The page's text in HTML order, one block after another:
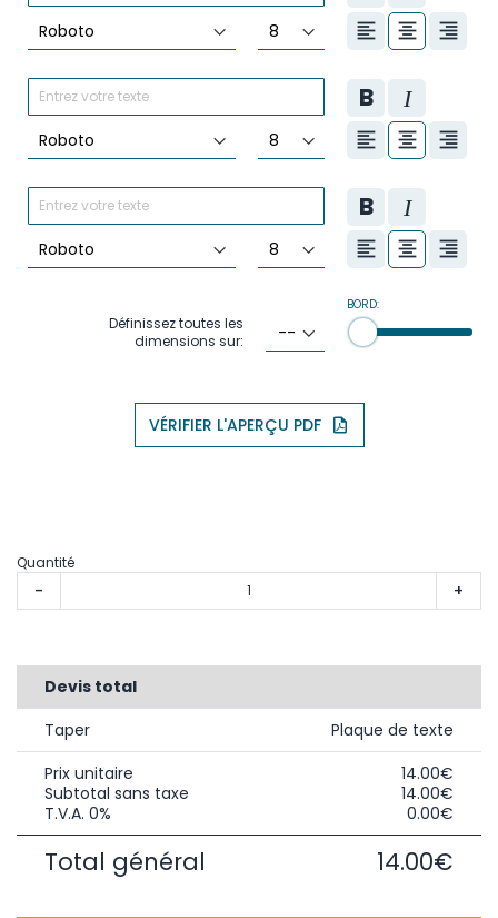
Définissez toutes les
dimensions sur:
BORD:
VÉRIFIER L'APERÇU PDF
Quantité
- +
Devis total
Taper
Plaque de texte
Prix unitaire
14.00€
Subtotal sans taxe
14.00€
T.V.A. 0%
0.00€
Total général 14.00€